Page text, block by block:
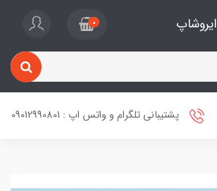
ایروشاپ 0
پشتیبانی تلگرام و واتس اپ : 09012990801